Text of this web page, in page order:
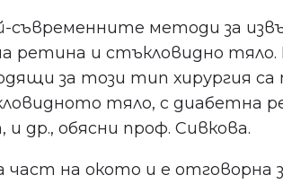
методи за
ретина и стъкловидно тяло.
за този тип хирургия са
тяло, с диабетна
др., обясни проф. Сивкова.
на окото и е отговорна